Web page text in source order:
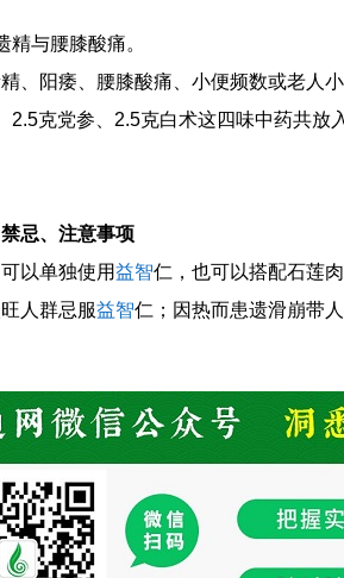
精与腰膝酸痛。
、阳痿、腰膝酸痛、小便频数或老人
2.5克党参、2.5克白术这四味中药共放
忌、注意事项
以单独使用益智仁，也可以搭配石莲
人群忌服益智仁；因热而患遗滑崩带